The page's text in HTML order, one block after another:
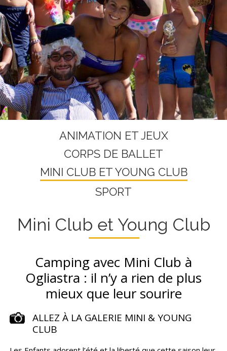
ANIMATION ET JEUX
CORPS DE BALLET
MINI CLUB ET YOUNG CLUB
SPORT
Mini Club et Young Club
Camping avec Mini Club à
Ogliastra : il n’y a rien de plus
mieux que leur sourire
ALLEZ À LA GALERIE MINI & YOUNG
CLUB